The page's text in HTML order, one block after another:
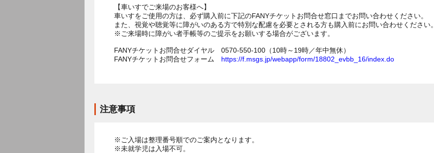
【車いすでご来場のお客様へ】
車いすをご使用の方は、必ず購入前に下記のFANYチケットお問合せ窓口までお問い合わせください。
また、視覚や聴覚等に障がいのある方で特別な配慮を必要とされる方も購入前にお問い合わせください。
※ご来場時に障がい者手帳等のご提示をお願いする場合がございます。
FANYチケットお問合せダイヤル 0570-550-100（10時～19時／年中無休）
FANYチケットお問合せフォーム https://f.msgs.jp/webapp/form/18802_evbb_16/index.do
注意事項
※ご入場は整理番号順でのご案内となります。
※未就学児は入場不可。